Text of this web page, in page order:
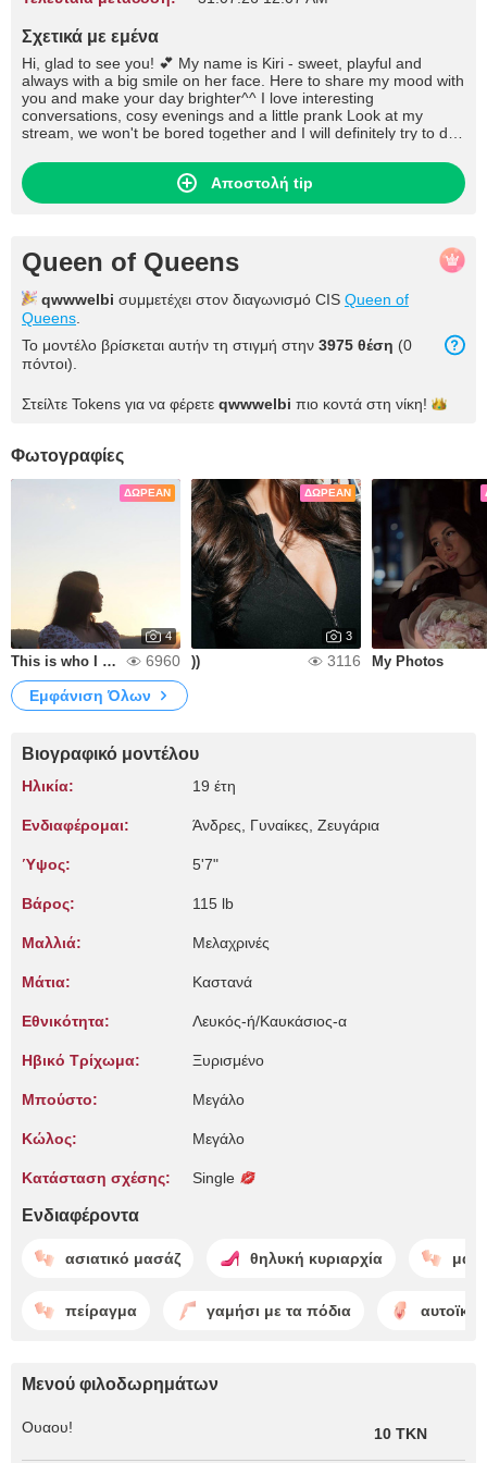
Σχετικά με εμένα
Hi, glad to see you! 💕 My name is Kiri - sweet, playful and
always with a big smile on her face. Here to share my mood with
you and make your day brighter^^ I love interesting
conversations, cosy evenings and a little prank Look at my
stream, we won't be bored together and I will definitely try to do
Αποστολή tip
Queen of Queens
qwwwelbi συμμετέχει στον διαγωνισμό CIS Queen of
Queens
Το μοντέλο βρίσκεται αυτήν τη στιγμή στην 3975 θέση (0
πόντοι).
Στείλτε Tokens για να φέρετε qwwwelbi πιο κοντά στη νίκη!
Φωτογραφίες
ΔΩΡΕΆΝ
4
This is who I am)) 6960
ΔΩΡΕΆΝ
3
)) 3116 My Photos
Εμφάνιση Όλων
Βιογραφικό μοντέλου
Ηλικία: 19 έτη
Ενδιαφέρομαι: Άνδρες, Γυναίκες, Zευγάρια
Ύψος: 5'7"
Βάρος: 115 lb
Μαλλιά: Μελαχρινές
Μάτια: Καστανά
Εθνικότητα: Λευκός-ή/Καυκάσιος-α
Ηβικό Τρίχωμα: Ξυρισμένο
Μπούστο: Μεγάλο
Κώλος: Μεγάλο
Κατάσταση σχέσης: Single
Ενδιαφέροντα
ασιατικό μασάζ θηλυκή κυριαρχία
πείραγμα γαμήσι με τα πόδια
Μενού φιλοδωρημάτων
Ουαου! 10 TKN